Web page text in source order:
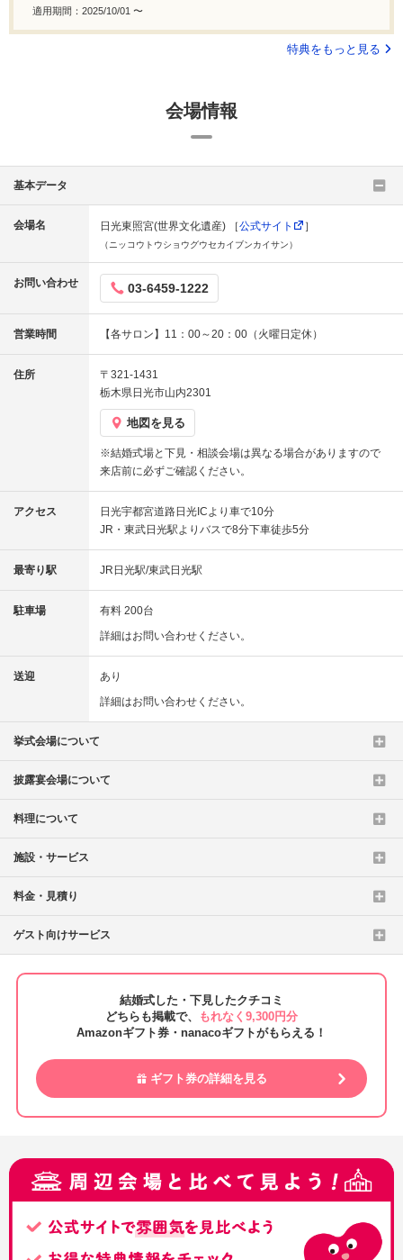
適用期間：2025/10/01 〜
特典をもっと見る
会場情報
基本データ
会場名 日光東照宮(世界文化遺産) ［公式サイト ］
（ニッコウトウショウグウセカイブンカイサン）
お問い合わせ 03-6459-1222
営業時間 【各サロン】11：00～20：00（火曜日定休）
住所
〒321-1431
栃木県日光市山内2301
地図を見る
※結婚式場と下見・相談会場は異なる場合がありますので
来店前に必ずご確認ください。
アクセス
日光宇都宮道路日光ICより車で10分
JR・東武日光駅よりバスで8分下車徒歩5分
最寄り駅 JR日光駅/東武日光駅
駐車場
有料 200台
詳細はお問い合わせください。
送迎
あり
詳細はお問い合わせください。
挙式会場について
披露宴会場について
料理について
施設・サービス
料金・見積り
ゲスト向けサービス
結婚式した・下見したクチコミ
どちらも掲載で、
もれなく9,300円分
Amazonギフト券・nanacoギフトがもらえる！
ギフト券の詳細を見る